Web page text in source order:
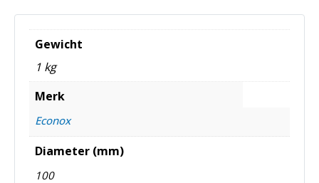
Gewicht
1 kg
Merk
Econox
Diameter (mm)
100